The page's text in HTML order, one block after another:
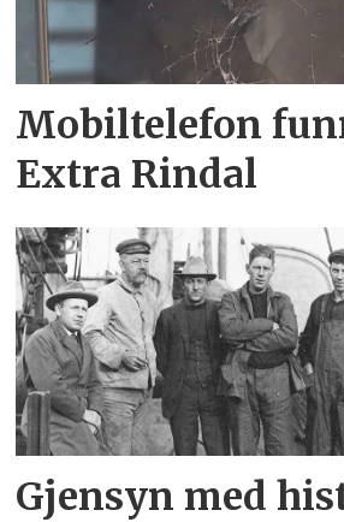
Mobiltelefon
Extra Rindal
Gjensyn med